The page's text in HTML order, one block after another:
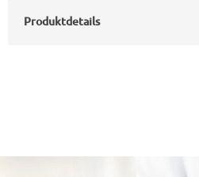
Produktdetails